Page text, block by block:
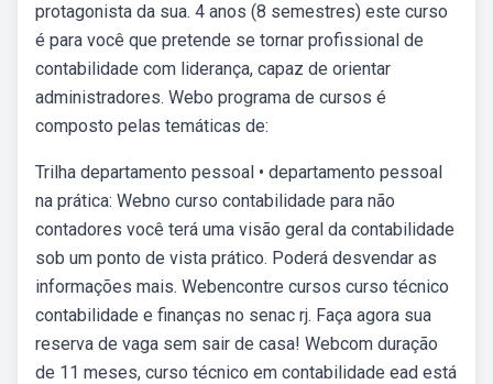
protagonista da sua. 4 anos (8 semestres) este curso
é para você que pretende se tornar profissional de
contabilidade com liderança, capaz de orientar
administradores. Webo programa de cursos é
composto pelas temáticas de:
Trilha departamento pessoal • departamento pessoal
na prática: Webno curso contabilidade para não
contadores você terá uma visão geral da contabilidade
sob um ponto de vista prático. Poderá desvendar as
informações mais. Webencontre cursos curso técnico
contabilidade e finanças no senac rj. Faça agora sua
reserva de vaga sem sair de casa! Webcom duração
de 11 meses, curso técnico em contabilidade ead está